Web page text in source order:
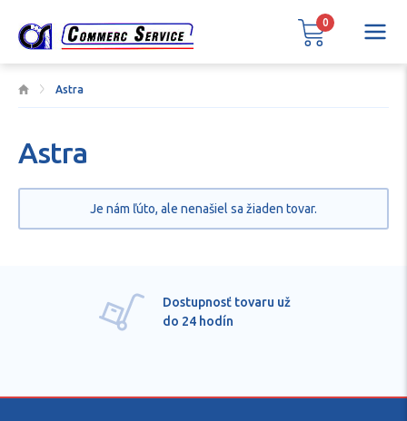
Astra
Astra
Je nám ľúto, ale nenašiel sa žiaden tovar.
Dostupnosť tovaru už
do 24 hodín
0